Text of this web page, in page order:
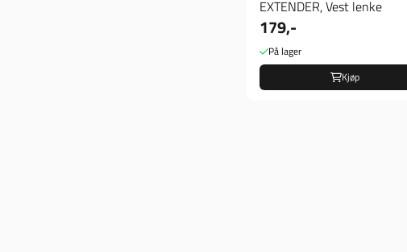
EXTENDER, Vest lenke
179,-
På lager
Kjøp